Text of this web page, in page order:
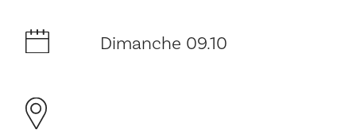
Historie og arkitektur
Dimanche 09.10